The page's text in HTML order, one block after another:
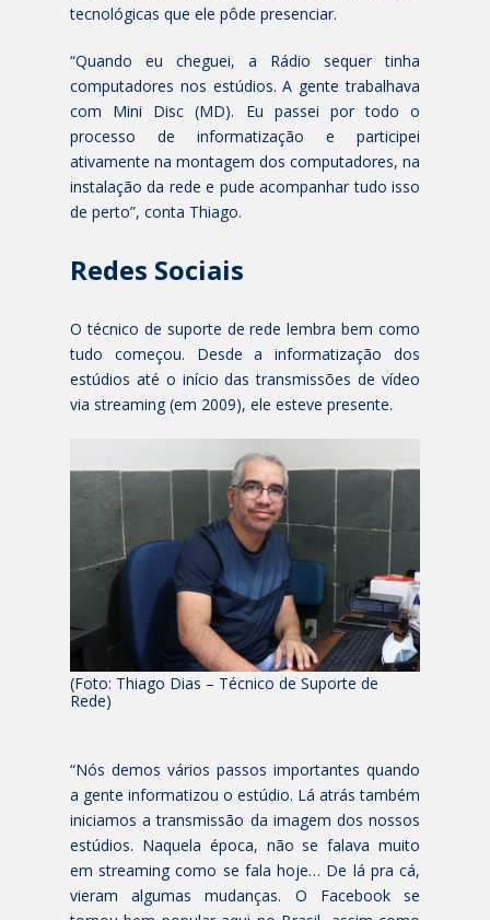
tecnológicas que ele pôde presenciar.
“Quando eu cheguei, a Rádio sequer tinha
computadores nos estúdios. A gente trabalhava
com Mini Disc (MD). Eu passei por todo o
processo de informatização e participei
ativamente na montagem dos computadores, na
instalação da rede e pude acompanhar tudo isso
de perto”, conta Thiago.
Redes Sociais
O técnico de suporte de rede lembra bem como
tudo começou. Desde a informatização dos
estúdios até o início das transmissões de vídeo
via streaming (em 2009), ele esteve presente.
(Foto: Thiago Dias – Técnico de Suporte de
Rede)
“Nós demos vários passos importantes quando
a gente informatizou o estúdio. Lá atrás também
iniciamos a transmissão da imagem dos nossos
estúdios. Naquela época, não se falava muito
em streaming como se fala hoje… De lá pra cá,
vieram algumas mudanças. O Facebook se